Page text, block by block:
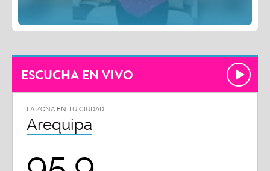
ESCUCHA EN VIVO
LA ZONA EN TU CIUDAD
Arequipa